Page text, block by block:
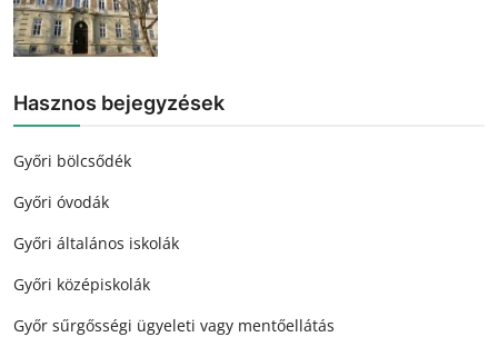
Hasznos bejegyzések
Győri bölcsődék
Győri óvodák
Győri általános iskolák
Győri középiskolák
Győr sűrgősségi ügyeleti vagy mentőellátás